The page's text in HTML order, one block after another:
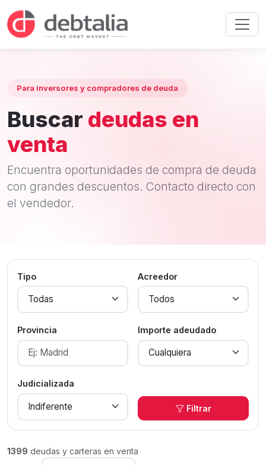
Para inversores y compradores de deuda
Buscar deudas en
venta
Encuentra oportunidades de compra de deuda
con grandes descuentos. Contacto directo con
el vendedor.
Tipo Acreedor
Provincia Importe adeudado
Judicializada
Filtrar
1399 deudas y carteras en venta